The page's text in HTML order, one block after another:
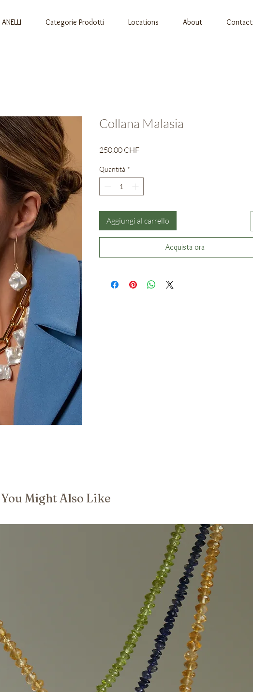
ANELLI Categorie Prodotti Locations About Contact
Collana Malasia
250,00 CHFPrezzo
Quantità *
Aggiungi al carrello
Acquista ora
You Might Also Like